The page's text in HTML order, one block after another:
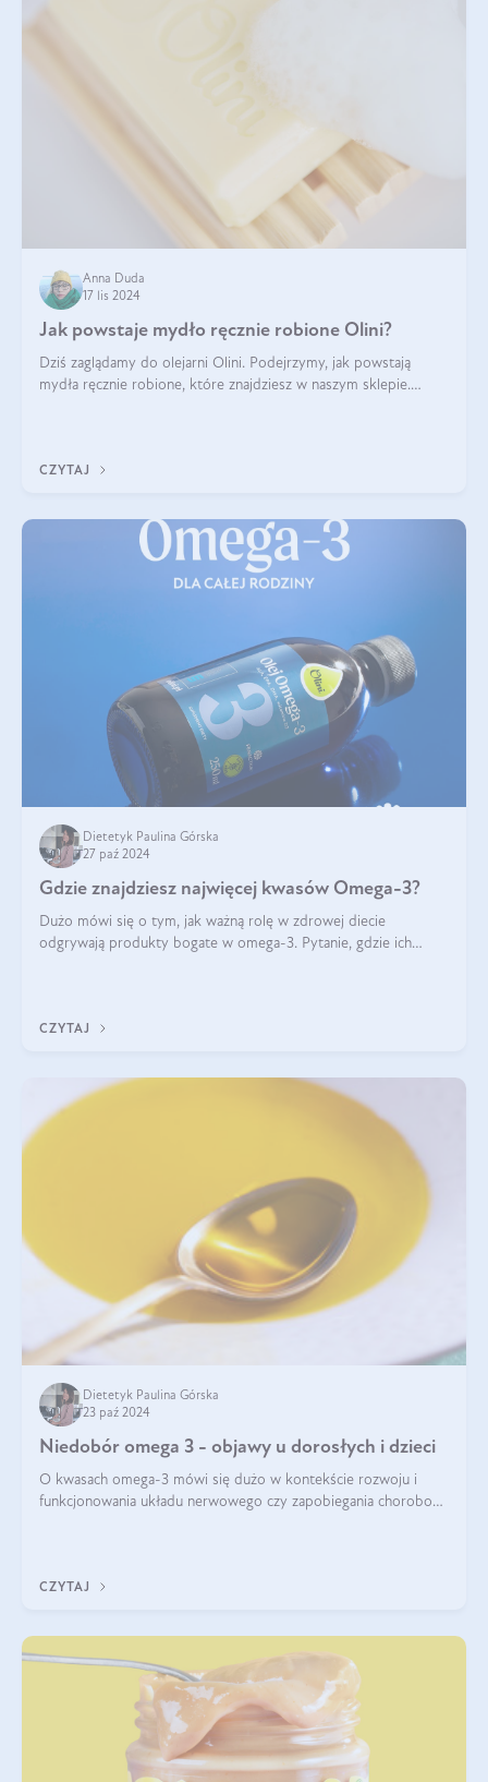
Anna Duda
17 lis 2024
Jak powstaje mydło ręcznie robione Olini?
Dziś zaglądamy do olejarni Olini. Podejrzymy, jak powstają
mydła ręcznie robione, które znajdziesz w naszym sklepie.
CZYTAJ
Dietetyk Paulina Górska
27 paź 2024
Gdzie znajdziesz najwięcej kwasów Omega-3?
Dużo mówi się o tym, jak ważną rolę w zdrowej diecie
odgrywają produkty bogate w omega-3. Pytanie, gdzie ich
CZYTAJ
Dietetyk Paulina Górska
23 paź 2024
Niedobór omega 3 - objawy u dorosłych i dzieci
O kwasach omega-3 mówi się dużo w kontekście rozwoju i
funkcjonowania układu nerwowego czy zapobiegania chorobom
CZYTAJ